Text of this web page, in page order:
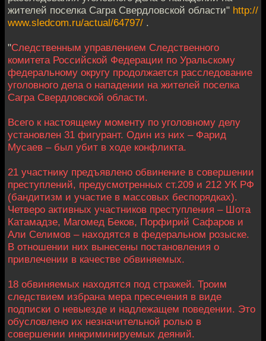
жителей поселка Сагра Свердловской области" http://
www.sledcom.ru/actual/64797/ .
"Следственным управлением Следственного
комитета Российской Федерации по Уральскому
федеральному округу продолжается расследование
уголовного дела о нападении на жителей поселка
Сагра Свердловской области.
Всего к настоящему моменту по уголовному делу
установлен 31 фигурант. Один из них – Фарид
Мусаев – был убит в ходе конфликта.
21 участнику предъявлено обвинение в совершении
преступлений, предусмотренных ст.209 и 212 УК РФ
(бандитизм и участие в массовых беспорядках).
Четверо активных участников преступления – Шота
Катамадзе, Магомед Беков, Порфирий Сафаров и
Али Селимов – находятся в федеральном розыске.
В отношении них вынесены постановления о
привлечении в качестве обвиняемых.
18 обвиняемых находятся под стражей. Троим
следствием избрана мера пресечения в виде
подписки о невыезде и надлежащем поведении. Это
обусловлено их незначительной ролью в
совершении инкриминируемых деяний.